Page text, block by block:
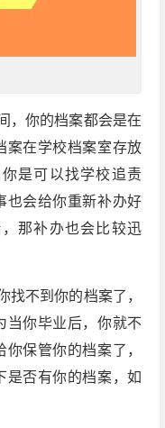
，你的档案都会是在
案在学校档案室存放
是可以找学校追责
也会给你重新补办好
那补办也会比较迅
找不到你的档案了，
当你毕业后，你就不
保管你的档案了，
是否有你的档案，如